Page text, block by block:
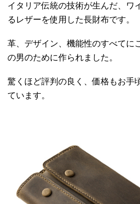
イタリア伝統の技術が生んだ、ワ
るレザーを使用した長財布です。
革、デザイン、機能性のすべてに
の男のために作られました。
驚くほど評判の良く、価格もお手
ています。